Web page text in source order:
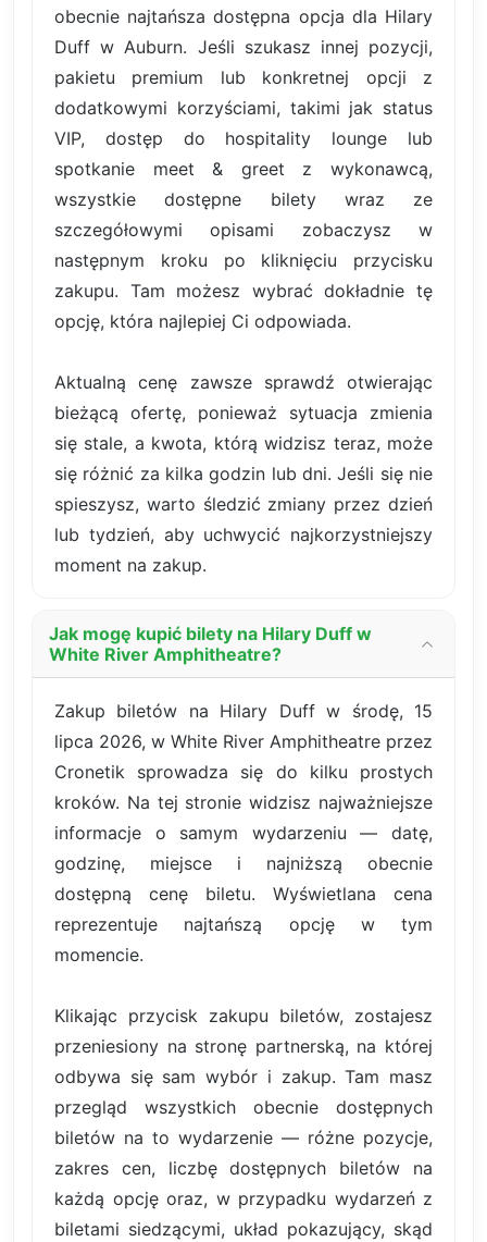
obecnie najtańsza dostępna opcja dla Hilary
Duff w Auburn. Jeśli szukasz innej pozycji,
pakietu premium lub konkretnej opcji z
dodatkowymi korzyściami, takimi jak status
VIP, dostęp do hospitality lounge lub
spotkanie meet & greet z wykonawcą,
wszystkie dostępne bilety wraz ze
szczegółowymi opisami zobaczysz w
następnym kroku po kliknięciu przycisku
zakupu. Tam możesz wybrać dokładnie tę
opcję, która najlepiej Ci odpowiada.
Aktualną cenę zawsze sprawdź otwierając
bieżącą ofertę, ponieważ sytuacja zmienia
się stale, a kwota, którą widzisz teraz, może
się różnić za kilka godzin lub dni. Jeśli się nie
spieszysz, warto śledzić zmiany przez dzień
lub tydzień, aby uchwycić najkorzystniejszy
moment na zakup.
Jak mogę kupić bilety na Hilary Duff w
White River Amphitheatre?
Zakup biletów na Hilary Duff w środę, 15
lipca 2026, w White River Amphitheatre przez
Cronetik sprowadza się do kilku prostych
kroków. Na tej stronie widzisz najważniejsze
informacje o samym wydarzeniu — datę,
godzinę, miejsce i najniższą obecnie
dostępną cenę biletu. Wyświetlana cena
reprezentuje najtańszą opcję w tym
momencie.
Klikając przycisk zakupu biletów, zostajesz
przeniesiony na stronę partnerską, na której
odbywa się sam wybór i zakup. Tam masz
przegląd wszystkich obecnie dostępnych
biletów na to wydarzenie — różne pozycje,
zakres cen, liczbę dostępnych biletów na
każdą opcję oraz, w przypadku wydarzeń z
biletami siedzącymi, układ pokazujący, skąd